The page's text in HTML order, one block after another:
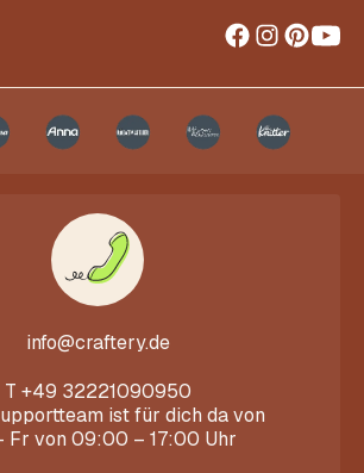
info@craftery.de
T +49 32221090950
ist für dich da von
Fr von 09:00 – 17:00 Uhr